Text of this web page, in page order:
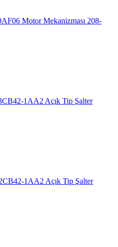
Motor Mekanizması 208-
1AA2 Açık Tip Şalter
1AA2 Açık Tip Şalter